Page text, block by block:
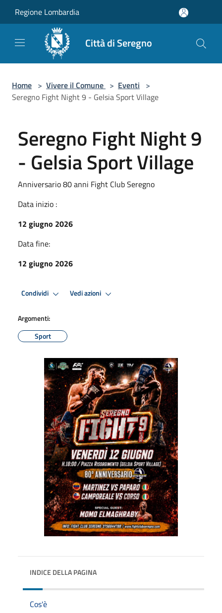
Regione Lombardia
Città di Seregno
Home > Vivere il Comune > Eventi >
Seregno Fight Night 9 - Gelsia Sport Village
Seregno Fight Night 9
- Gelsia Sport Village
Anniversario 80 anni Fight Club Seregno
Data inizio :
12 giugno 2026
Data fine:
12 giugno 2026
Condividi Vedi azioni
Argomenti:
Sport
INDICE DELLA PAGINA
Cos'è